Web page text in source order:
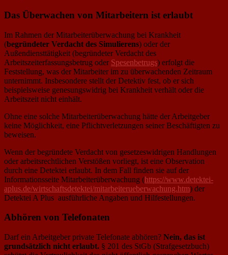
Das Überwachen von Mitarbeitern ist erlaubt
Im Rahmen der Mitarbeiterüberwachung bei Krankheit
(begründeter Verdacht des Simulierens) oder der
Außendiensttätigkeit (begründeter Verdacht des
Arbeitszeiterfassungsbetrug oder Spesenbetrugs) erfolgt die
Feststellung, was der Mitarbeiter im zu überwachenden Zeitraum
unternimmt. Insbesondere stellt der Detektiv fest, ob er sich
beispielsweise genesungswidrig bei Krankheit verhält oder die
Arbeitszeit nicht einhält.
Ohne eine solche Mitarbeiterüberwachung hätte der Arbeitgeber
keine Möglichkeit, eine Pflichtverletzungen seiner Beschäftigten zu
beweisen.
Wenn der begründete Verdacht von gesetzeswidrigen Handlungen
oder arbeitsrechtlichen Verstößen vorliegt, ist eine Observation
durch eine Detektei erlaubt. In dem Fall finden sie auf der
Informationsseite Mitarbeiterüberwachung (https://www.detektei-
aplus.de/wirtschaftsdetektei/mitarbeiterueberwachung.htm) der
Detektei A Plus ausführliche Angaben und Hilfestellungen.
Abhören von Telefonaten
Darf ein Arbeitgeber private Telefonate abhören? Nein, das ist
grundsätzlich nicht erlaubt. § 201 des StGb (Strafgesetzbuch)